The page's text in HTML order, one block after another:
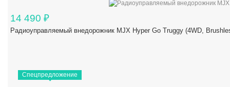
14 490 ₽
Радиоуправляемый внедорожник MJX Hyper Go Truggy (4WD,
Спецпредложение